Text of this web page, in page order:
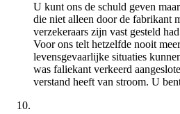
U kunt ons de schuld geven
die niet alleen door de fabrikant
verzekeraars zijn vast gesteld
Voor ons telt hetzelfde nooit
levensgevaarlijke situaties
was faliekant verkeerd
verstand heeft van stroom. U